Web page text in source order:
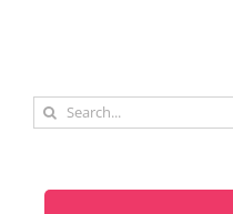
Search